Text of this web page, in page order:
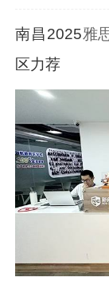
南昌2025雅
区力荐